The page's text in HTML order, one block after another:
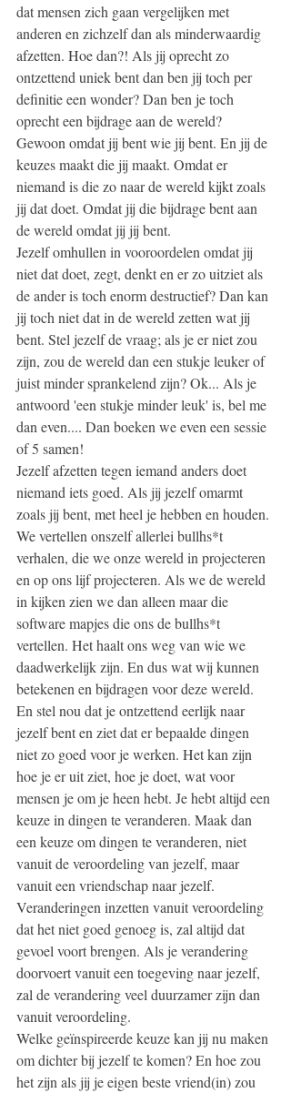
dat mensen zich gaan vergelijken met
anderen en zichzelf dan als minderwaardig
afzetten. Hoe dan?! Als jij oprecht zo
ontzettend uniek bent dan ben jij toch per
definitie een wonder? Dan ben je toch
oprecht een bijdrage aan de wereld?
Gewoon omdat jij bent wie jij bent. En jij de
keuzes maakt die jij maakt. Omdat er
niemand is die zo naar de wereld kijkt zoals
jij dat doet. Omdat jij die bijdrage bent aan
de wereld omdat jij jij bent.
Jezelf omhullen in vooroordelen omdat jij
niet dat doet, zegt, denkt en er zo uitziet als
de ander is toch enorm destructief? Dan kan
jij toch niet dat in de wereld zetten wat jij
bent. Stel jezelf de vraag; als je er niet zou
zijn, zou de wereld dan een stukje leuker of
juist minder sprankelend zijn? Ok... Als je
antwoord 'een stukje minder leuk' is, bel me
dan even.... Dan boeken we even een sessie
of 5 samen!
Jezelf afzetten tegen iemand anders doet
niemand iets goed. Als jij jezelf omarmt
zoals jij bent, met heel je hebben en houden.
We vertellen onszelf allerlei bullhs*t
verhalen, die we onze wereld in projecteren
en op ons lijf projecteren. Als we de wereld
in kijken zien we dan alleen maar die
software mapjes die ons de bullhs*t
vertellen. Het haalt ons weg van wie we
daadwerkelijk zijn. En dus wat wij kunnen
betekenen en bijdragen voor deze wereld.
En stel nou dat je ontzettend eerlijk naar
jezelf bent en ziet dat er bepaalde dingen
niet zo goed voor je werken. Het kan zijn
hoe je er uit ziet, hoe je doet, wat voor
mensen je om je heen hebt. Je hebt altijd een
keuze in dingen te veranderen. Maak dan
een keuze om dingen te veranderen, niet
vanuit de veroordeling van jezelf, maar
vanuit een vriendschap naar jezelf.
Veranderingen inzetten vanuit veroordeling
dat het niet goed genoeg is, zal altijd dat
gevoel voort brengen. Als je verandering
doorvoert vanuit een toegeving naar jezelf,
zal de verandering veel duurzamer zijn dan
vanuit veroordeling.
Welke geïnspireerde keuze kan jij nu maken
om dichter bij jezelf te komen? En hoe zou
het zijn als jij je eigen beste vriend(in) zou